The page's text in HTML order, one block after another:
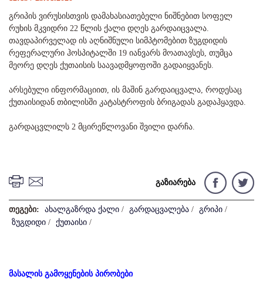
გრიპის ვირუსისთვის დამახასიათებელი ნიშნებით სოფელ
რუხის მკვიდრი 22 წლის ქალი დღეს გარდაიცვალა.
თავდაპირველად ის აღნიშნული სიმპტომებით ზუგდიდის
რეფერალური ჰოსპიტალში 19 იანვარს მოათავსეს, თუმცა
მეორე დღეს ქუთაისის საავადმყოფოში გადაიყვანეს.
არსებული ინფორმაციით, ის მაშინ გარდაიცვალა, როდესაც
ქუთაისიდან თბილისში კატასტროფის ბრიგადას გადაჰყავდა.
გარდაცვლილს 2 მცირეწლოვანი შვილი დარჩა.
გაზიარება
თეგები: ახალგაზრდა ქალი / გარდაცვალება / გრიპი /
ზუგდიდი / ქუთაისი /
მასალის გამოყენების პირობები